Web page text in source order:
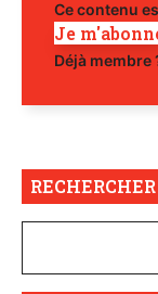
Ce contenu
Je
Déjà membre
RECHERCHER